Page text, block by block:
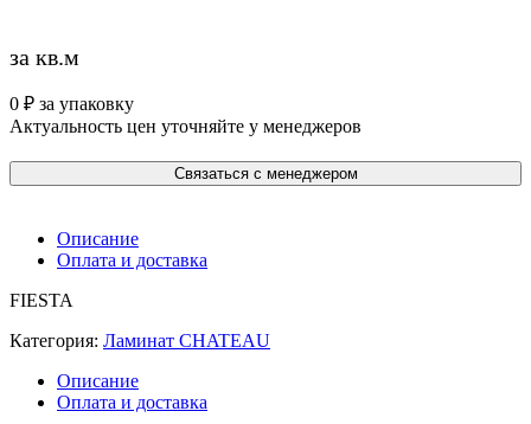
за кв.м
0 ₽ за упаковку
Актуальность цен уточняйте у менеджеров
Связаться с менеджером
Описание
Оплата и доставка
FIESTA
Категория: Ламинат CHATEAU
Описание
Оплата и доставка